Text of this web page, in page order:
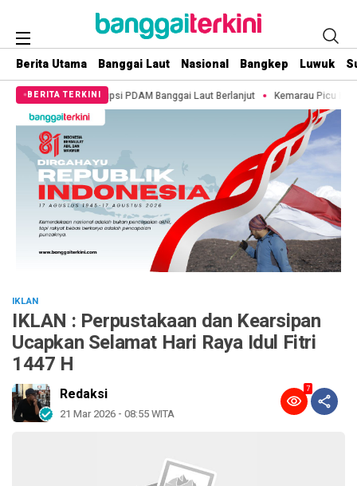
Berita Utama Banggai Laut Nasional Bangkep Luwuk
BERITA TERKINI
Korupsi PDAM Banggai Laut Berlanjut Kemarau Picu Kebakaran, 11
IKLAN
IKLAN : Perpustakaan dan Kearsipan
Ucapkan Selamat Hari Raya Idul Fitri
1447 H
Redaksi
21 Mar 2026 - 08:55 WITA
7